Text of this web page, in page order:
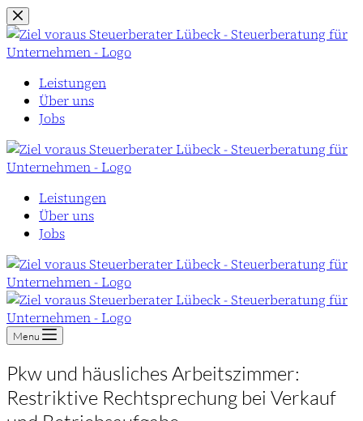
Zum
Inhalt
springen
Leistungen
Über uns
Jobs
Leistungen
Über uns
Jobs
Menu
Pkw und häusliches Arbeitszimmer:
Restriktive Rechtsprechung bei Verkauf